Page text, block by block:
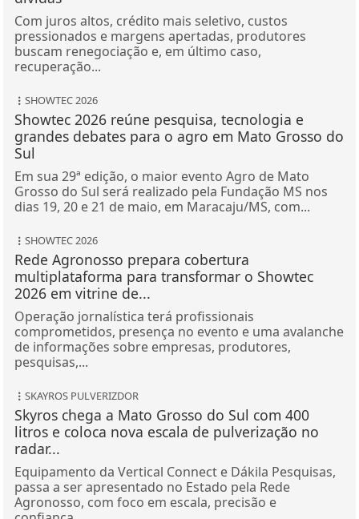
Com juros altos, crédito mais seletivo, custos
pressionados e margens apertadas, produtores
buscam renegociação e, em último caso,
recuperação...
Showtec 2026 reúne pesquisa, tecnologia e
grandes debates para o agro em Mato Grosso do
Sul
Em sua 29ª edição, o maior evento Agro de Mato
Grosso do Sul será realizado pela Fundação MS nos
dias 19, 20 e 21 de maio, em Maracaju/MS, com...
Rede Agronosso prepara cobertura
multiplataforma para transformar o Showtec
2026 em vitrine de...
Operação jornalística terá profissionais
comprometidos, presença no evento e uma avalanche
de informações sobre empresas, produtores,
pesquisas,...
Skyros chega a Mato Grosso do Sul com 400
litros e coloca nova escala de pulverização no
radar...
Equipamento da Vertical Connect e Dákila Pesquisas,
passa a ser apresentado no Estado pela Rede
Agronosso, com foco em escala, precisão e
confiança...